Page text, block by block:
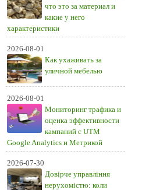
что это за материал и
какие у него
характеристики
2026-08-01
Как ухаживать за
уличной мебелью
2026-08-01
Мониторинг трафика и
оценка эффективности
кампаний с UTM
Google Analytics и Метрикой
2026-07-30
Довірче управління
нерухомістю: коли